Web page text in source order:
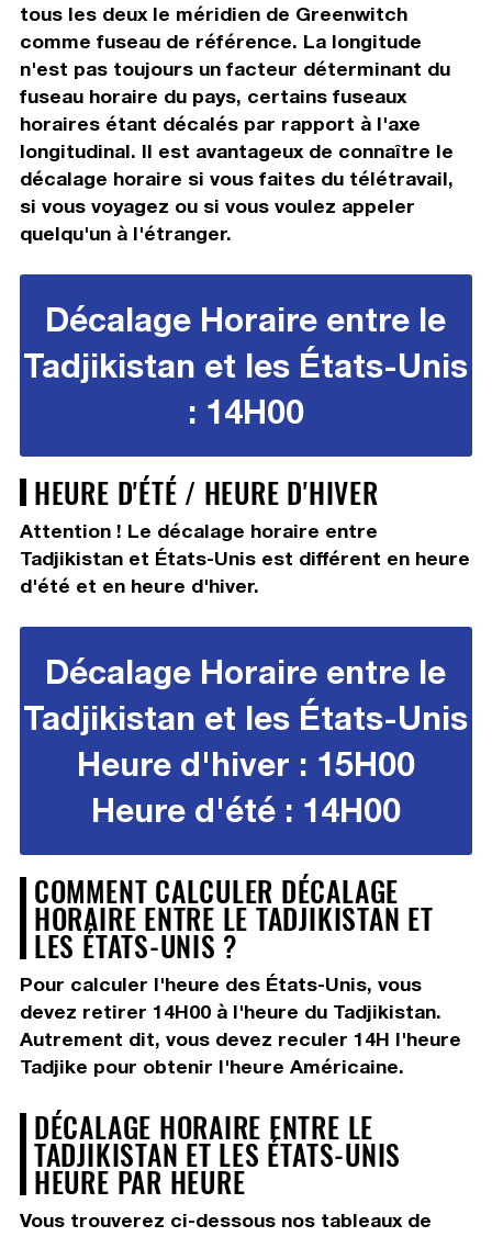
tous les deux le méridien de Greenwitch
comme fuseau de référence. La longitude
n'est pas toujours un facteur déterminant du
fuseau horaire du pays, certains fuseaux
horaires étant décalés par rapport à l'axe
longitudinal. Il est avantageux de connaître le
décalage horaire si vous faites du télétravail,
si vous voyagez ou si vous voulez appeler
quelqu'un à l'étranger.
Décalage Horaire entre le
Tadjikistan et les États-Unis
: 14H00
HEURE D'ÉTÉ / HEURE D'HIVER
Attention ! Le décalage horaire entre
Tadjikistan et États-Unis est différent en heure
d'été et en heure d'hiver.
Décalage Horaire entre le
Tadjikistan et les États-Unis
Heure d'hiver : 15H00
Heure d'été : 14H00
COMMENT CALCULER DÉCALAGE
HORAIRE ENTRE LE TADJIKISTAN ET
LES ÉTATS-UNIS ?
Pour calculer l'heure des États-Unis, vous
devez retirer 14H00à l'heure du Tadjikistan.
Autrement dit, vous devez reculer 14H l'heure
Tadjike pour obtenir l'heure Américaine.
DÉCALAGE HORAIRE ENTRE LE
TADJIKISTAN ET LES ÉTATS-UNIS
HEURE PAR HEURE
Vous trouverez ci-dessous nos tableaux de